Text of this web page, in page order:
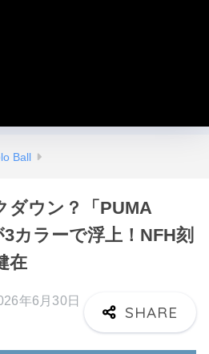
Ball
ダウン？「PUMA
カラーで浮上！NFH刻
在
年6月30日